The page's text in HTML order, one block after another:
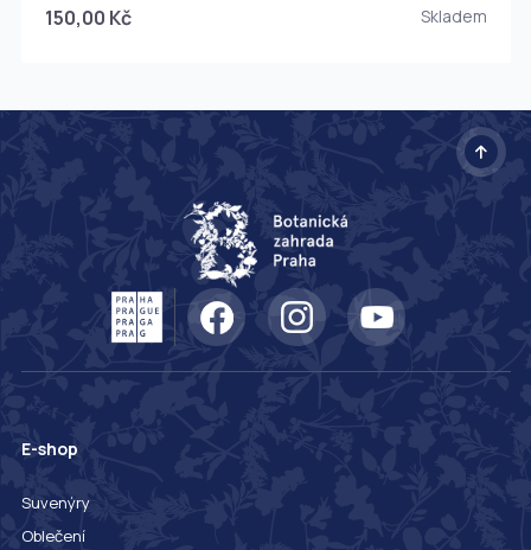
150,00 Kč Skladem
E-shop
Suvenýry
Oblečení